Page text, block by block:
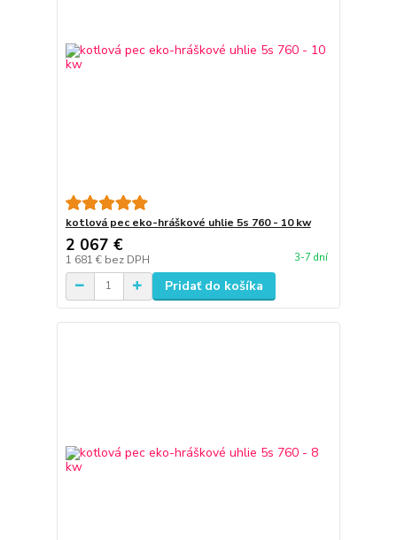
kotlová pec eko-hráškové uhlie 5s 760 - 10 kw
2 067 €
1 681 € bez DPH 3-7 dní
Pridať do košíka